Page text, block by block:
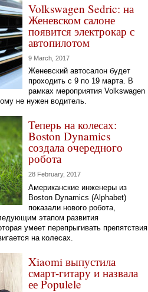
Volkswagen Sedric: на
Женевском салоне
появится электрокар с
автопилотом
9 March, 2017
Женевский автосалон будет
проходить с 9 по 19 марта. В
рамках мероприятия Volkswagen
не нужен водитель.
Теперь на колесах:
Boston Dynamics
создала очередного
робота
28 February, 2017
Американские инженеры из
Boston Dynamics (Alphabet)
показали нового робота,
этапом развития
умеет перепрыгивать препятствия
на колесах.
Xiaomi выпустила
смарт-гитару и назвала
ее Populele